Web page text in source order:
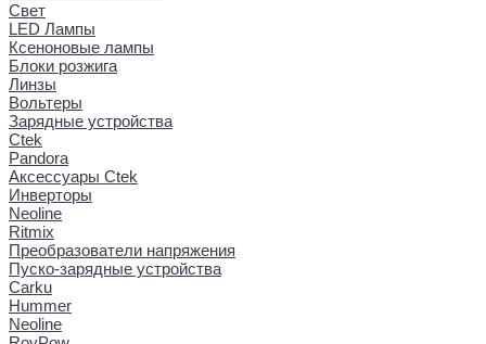
Свет
LED Лампы
Ксеноновые лампы
Блоки розжига
Линзы
Вольтеры
Зарядные устройства
Ctek
Pandora
Аксессуары Ctek
Инверторы
Neoline
Ritmix
Преобразователи напряжения
Пуско-зарядные устройства
Carku
Hummer
Neoline